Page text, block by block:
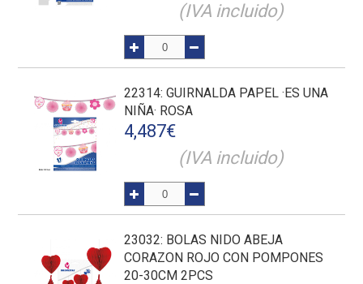
(IVA incluido)
22314: GUIRNALDA PAPEL ·ES UNA
NIÑA· ROSA
4,487€
(IVA incluido)
23032: BOLAS NIDO ABEJA
CORAZON ROJO CON POMPONES
20-30CM 2PCS